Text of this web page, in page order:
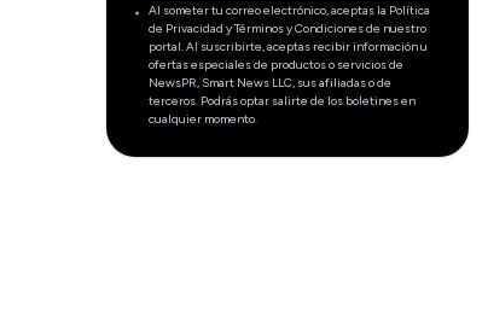
Al someter tu correo electrónico, aceptas la Política
de Privacidad y Términos y Condiciones de nuestro
portal. Al suscribirte, aceptas recibir información u
ofertas especiales de productos o servicios de
NewsPR, Smart News LLC, sus afiliadas o de
terceros. Podrás optar salirte de los boletines en
cualquier momento.